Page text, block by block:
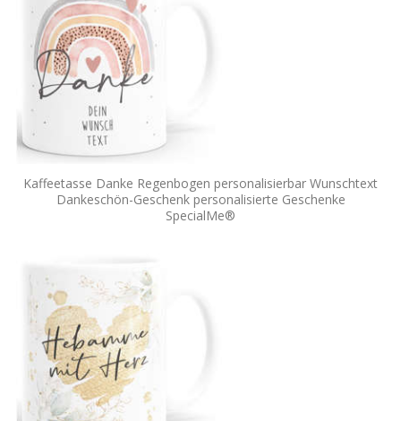
Kaffeetasse Danke Regenbogen personalisierbar Wunschtext
Dankeschön-Geschenk personalisierte Geschenke
SpecialMe®